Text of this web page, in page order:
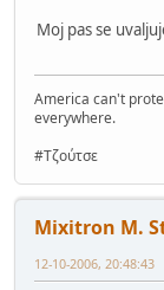
Moj pas se
America can't
everywhere.
#Τζούτσε
Mixitron M.
12-10-2006, 20:48:43